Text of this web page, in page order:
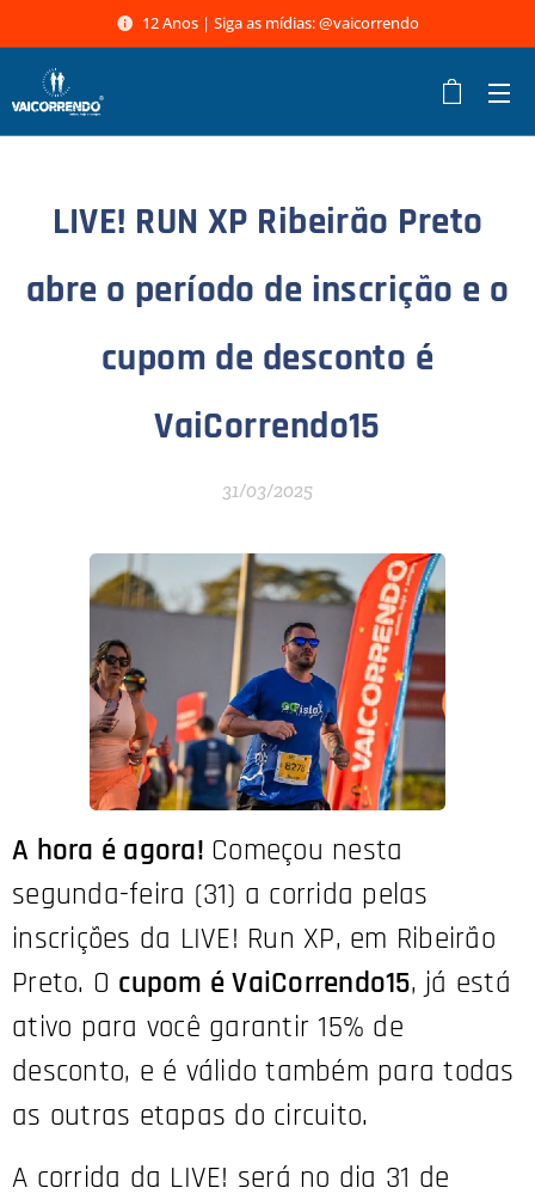
12 Anos | Siga as mídias: @vaicorrendo
LIVE! RUN XP Ribeirão Preto
abre o período de inscrição e o
cupom de desconto é
VaiCorrendo15
31/03/2025
A hora é agora! Começou nesta
segunda-feira (31) a corrida pelas
inscrições da LIVE! Run XP, em Ribeirão
Preto. O cupom é VaiCorrendo15, já está
ativo para você garantir 15% de
desconto, e é válido também para todas
as outras etapas do circuito.
A corrida da LIVE! será no dia 31 de